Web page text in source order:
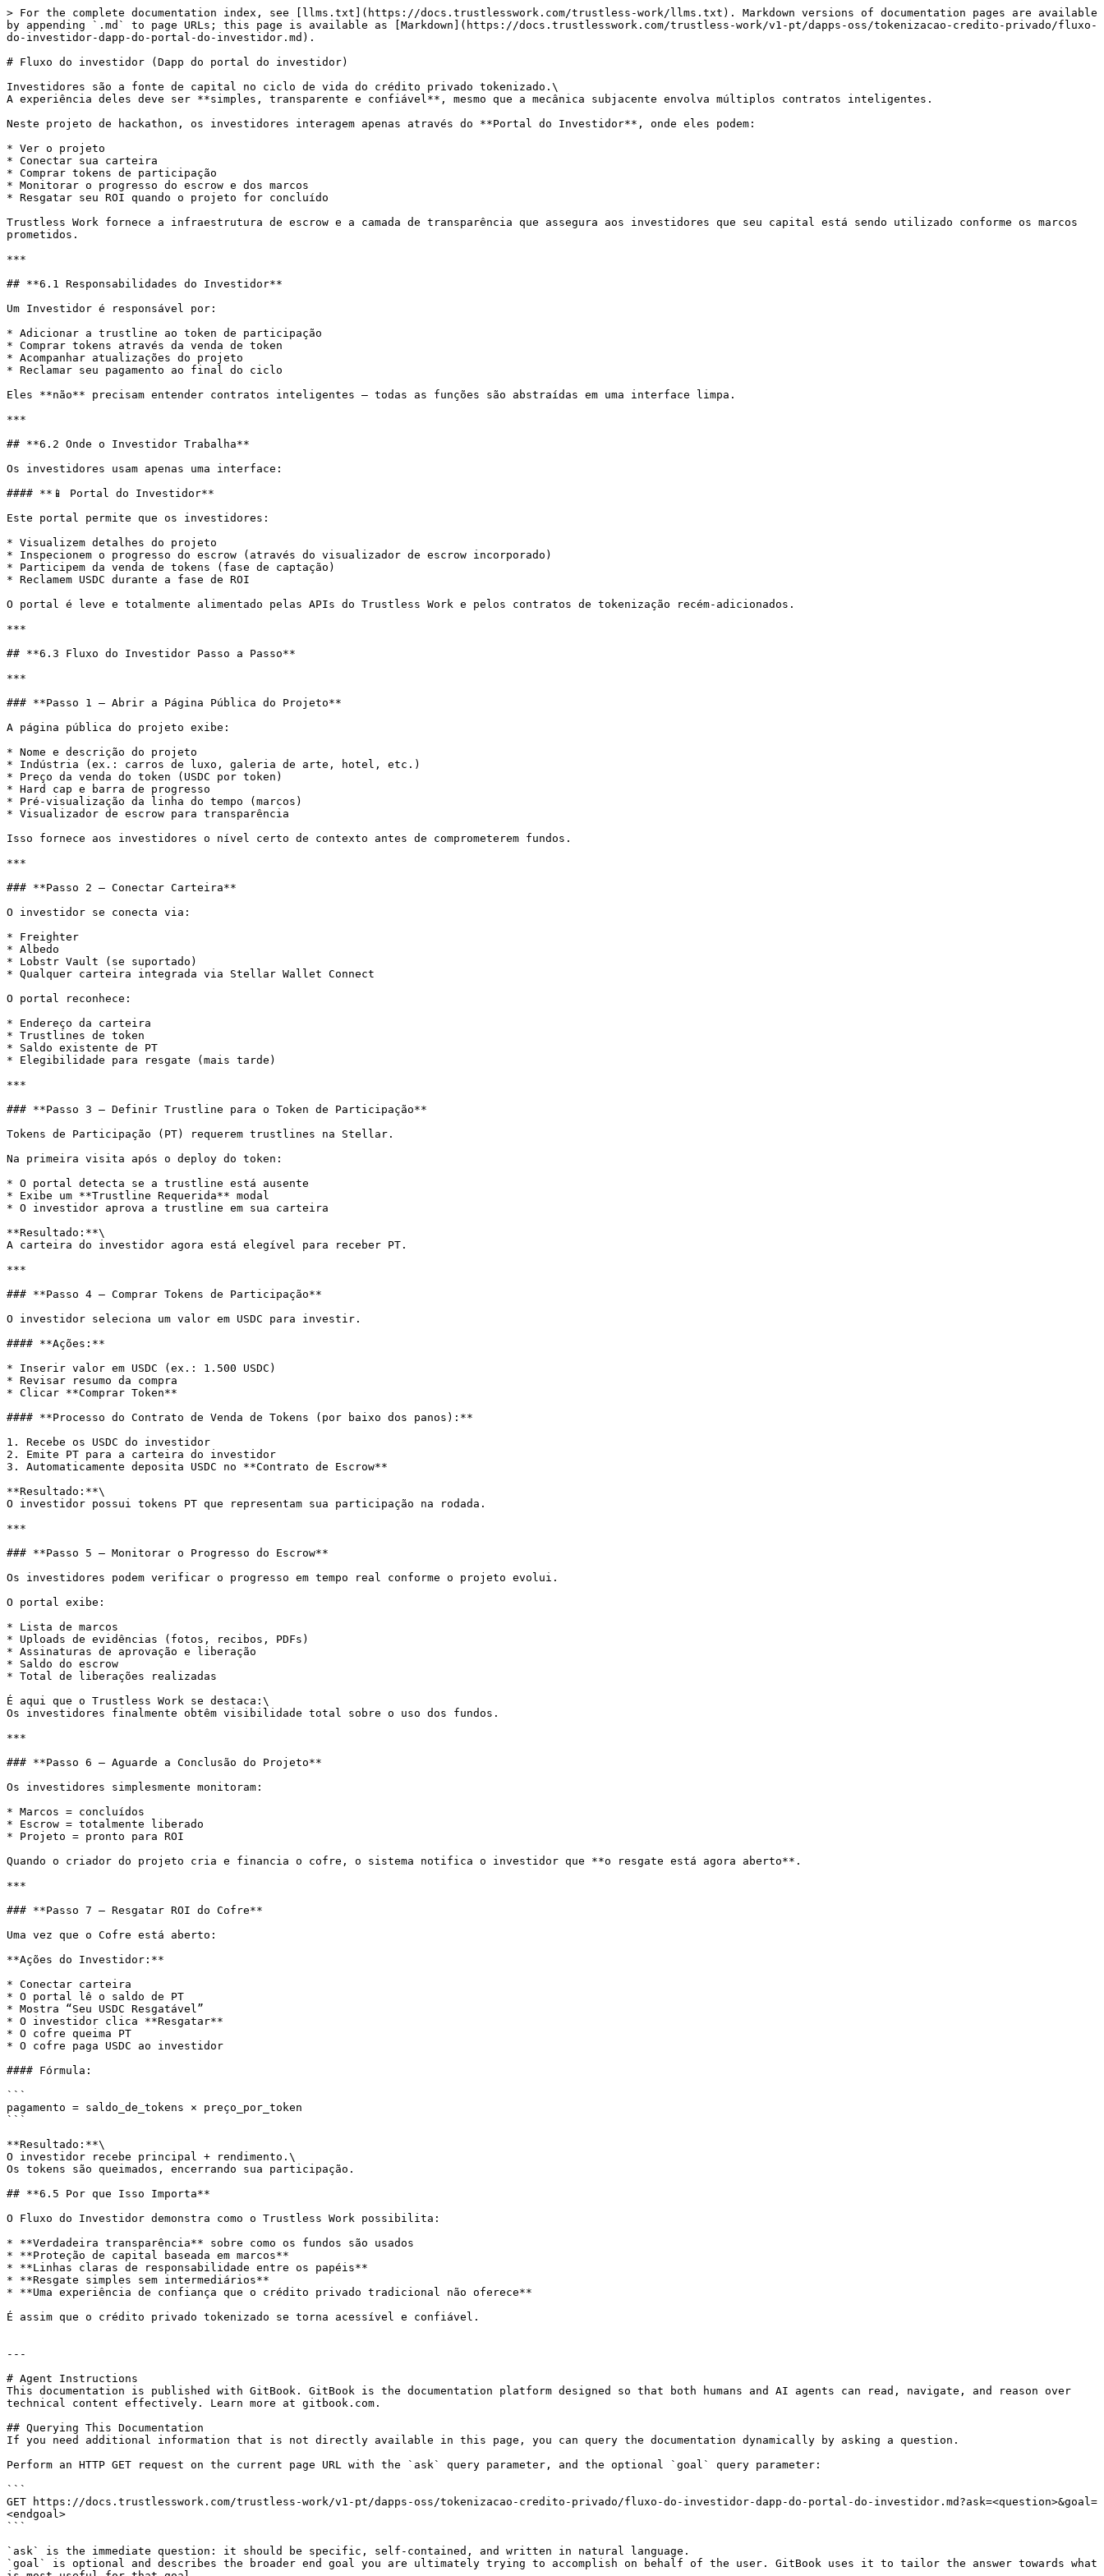
> For the complete documentation index, see [llms.txt](https://docs.trustlesswork.com/trustless-work/llms.txt). Markdown versions of documentation pages are available
by appending `.md` to page URLs; this page is available as [Markdown](https://docs.trustlesswork.com/trustless-work/v1-pt/dapps-oss/tokenizacao-credito-privado/fluxo-
do-investidor-dapp-do-portal-do-investidor.md).
# Fluxo do investidor (Dapp do portal do investidor)
Investidores são a fonte de capital no ciclo de vida do crédito privado tokenizado.\
A experiência deles deve ser **simples, transparente e confiável**, mesmo que a mecânica subjacente envolva múltiplos contratos inteligentes.
Neste projeto de hackathon, os investidores interagem apenas através do **Portal do Investidor**, onde eles podem:
* Ver o projeto
* Conectar sua carteira
* Comprar tokens de participação
* Monitorar o progresso do escrow e dos marcos
* Resgatar seu ROI quando o projeto for concluído
Trustless Work fornece a infraestrutura de escrow e a camada de transparência que assegura aos investidores que seu capital está sendo utilizado conforme os marcos
prometidos.
***
## **6.1 Responsabilidades do Investidor**
Um Investidor é responsável por:
* Adicionar a trustline ao token de participação
* Comprar tokens através da venda de token
* Acompanhar atualizações do projeto
* Reclamar seu pagamento ao final do ciclo
Eles **não** precisam entender contratos inteligentes — todas as funções são abstraídas em uma interface limpa.
***
## **6.2 Onde o Investidor Trabalha**
Os investidores usam apenas uma interface:
#### **📱 Portal do Investidor**
Este portal permite que os investidores:
* Visualizem detalhes do projeto
* Inspecionem o progresso do escrow (através do visualizador de escrow incorporado)
* Participem da venda de tokens (fase de captação)
* Reclamem USDC durante a fase de ROI
O portal é leve e totalmente alimentado pelas APIs do Trustless Work e pelos contratos de tokenização recém-adicionados.
***
## **6.3 Fluxo do Investidor Passo a Passo**
***
### **Passo 1 — Abrir a Página Pública do Projeto**
A página pública do projeto exibe:
* Nome e descrição do projeto
* Indústria (ex.: carros de luxo, galeria de arte, hotel, etc.)
* Preço da venda do token (USDC por token)
* Hard cap e barra de progresso
* Pré-visualização da linha do tempo (marcos)
* Visualizador de escrow para transparência
Isso fornece aos investidores o nível certo de contexto antes de comprometerem fundos.
***
### **Passo 2 — Conectar Carteira**
O investidor se conecta via:
* Freighter
* Albedo
* Lobstr Vault (se suportado)
* Qualquer carteira integrada via Stellar Wallet Connect
O portal reconhece:
* Endereço da carteira
* Trustlines de token
* Saldo existente de PT
* Elegibilidade para resgate (mais tarde)
***
### **Passo 3 — Definir Trustline para o Token de Participação**
Tokens de Participação (PT) requerem trustlines na Stellar.
Na primeira visita após o deploy do token:
* O portal detecta se a trustline está ausente
* Exibe um **Trustline Requerida** modal
* O investidor aprova a trustline em sua carteira
**Resultado:**\
A carteira do investidor agora está elegível para receber PT.
***
### **Passo 4 — Comprar Tokens de Participação**
O investidor seleciona um valor em USDC para investir.
#### **Ações:**
* Inserir valor em USDC (ex.: 1.500 USDC)
* Revisar resumo da compra
* Clicar **Comprar Token**
#### **Processo do Contrato de Venda de Tokens (por baixo dos panos):**
1. Recebe os USDC do investidor
2. Emite PT para a carteira do investidor
3. Automaticamente deposita USDC no **Contrato de Escrow**
**Resultado:**\
O investidor possui tokens PT que representam sua participação na rodada.
***
### **Passo 5 — Monitorar o Progresso do Escrow**
Os investidores podem verificar o progresso em tempo real conforme o projeto evolui.
O portal exibe:
* Lista de marcos
* Uploads de evidências (fotos, recibos, PDFs)
* Assinaturas de aprovação e liberação
* Saldo do escrow
* Total de liberações realizadas
É aqui que o Trustless Work se destaca:\
Os investidores finalmente obtêm visibilidade total sobre o uso dos fundos.
***
### **Passo 6 — Aguarde a Conclusão do Projeto**
Os investidores simplesmente monitoram:
* Marcos = concluídos
* Escrow = totalmente liberado
* Projeto = pronto para ROI
Quando o criador do projeto cria e financia o cofre, o sistema notifica o investidor que **o resgate está agora aberto**.
***
### **Passo 7 — Resgatar ROI do Cofre**
Uma vez que o Cofre está aberto:
**Ações do Investidor:**
* Conectar carteira
* O portal lê o saldo de PT
* Mostra “Seu USDC Resgatável”
* O investidor clica **Resgatar**
* O cofre queima PT
* O cofre paga USDC ao investidor
#### Fórmula:
```
pagamento = saldo_de_tokens × preço_por_token
```
**Resultado:**\
O investidor recebe principal + rendimento.\
Os tokens são queimados, encerrando sua participação.
## **6.5 Por que Isso Importa**
O Fluxo do Investidor demonstra como o Trustless Work possibilita:
* **Verdadeira transparência** sobre como os fundos são usados
* **Proteção de capital baseada em marcos**
* **Linhas claras de responsabilidade entre os papéis**
* **Resgate simples sem intermediários**
* **Uma experiência de confiança que o crédito privado tradicional não oferece**
É assim que o crédito privado tokenizado se torna acessível e confiável.
---
# Agent Instructions
This documentation is published with GitBook. GitBook is the documentation platform designed so that both humans and AI agents can read, navigate, and reason over
technical content effectively. Learn more at gitbook.com.
## Querying This Documentation
If you need additional information that is not directly available in this page, you can query the documentation dynamically by asking a question.
Perform an HTTP GET request on the current page URL with the `ask` query parameter, and the optional `goal` query parameter:
```
GET https://docs.trustlesswork.com/trustless-work/v1-pt/dapps-oss/tokenizacao-credito-privado/fluxo-do-investidor-dapp-do-portal-do-investidor.md?ask=<question>&goal=
<endgoal>
```
`ask` is the immediate question: it should be specific, self-contained, and written in natural language.
`goal` is optional and describes the broader end goal you are ultimately trying to accomplish on behalf of the user. GitBook uses it to tailor the answer towards what